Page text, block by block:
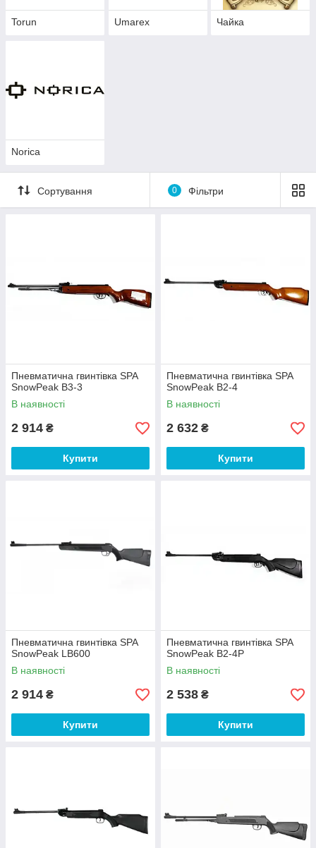
Torun Umarex Чайка
Norica
Сортування 0 Фільтри
Пневматична гвинтівка SPA
SnowPeak B3-3
В наявності
2 914 ₴
Купити
Пневматична гвинтівка SPA
SnowPeak B2-4
В наявності
2 632 ₴
Купити
Пневматична гвинтівка SPA
SnowPeak LB600
В наявності
2 914 ₴
Купити
Пневматична гвинтівка SPA
SnowPeak B2-4P
В наявності
2 538 ₴
Купити